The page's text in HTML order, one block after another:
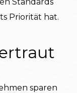
Priorität hat.
sparen